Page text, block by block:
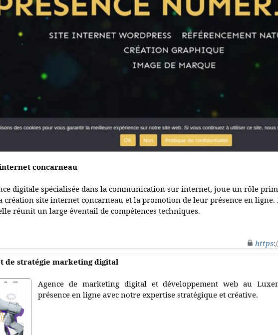
concarneau
digitale spécialisée dans la communication sur internet, joue un rôle
création site internet concarneau et la promotion de leur présence en
réunit un large éventail de compétences techniques.
https
de stratégie marketing digital
Agence de marketing digital et développement web au
présence en ligne avec notre expertise stratégique et créative.